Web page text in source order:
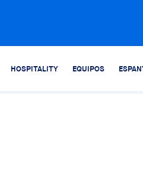
HOSPITALITY EQUIPOS